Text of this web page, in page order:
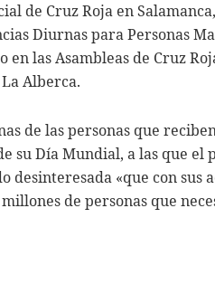
de Cruz Roja en
Diurnas para Personas
en las Asambleas de Cruz
Alberca.
de las personas que
su Día Mundial, a las que el
desinteresada «que con sus
de personas que